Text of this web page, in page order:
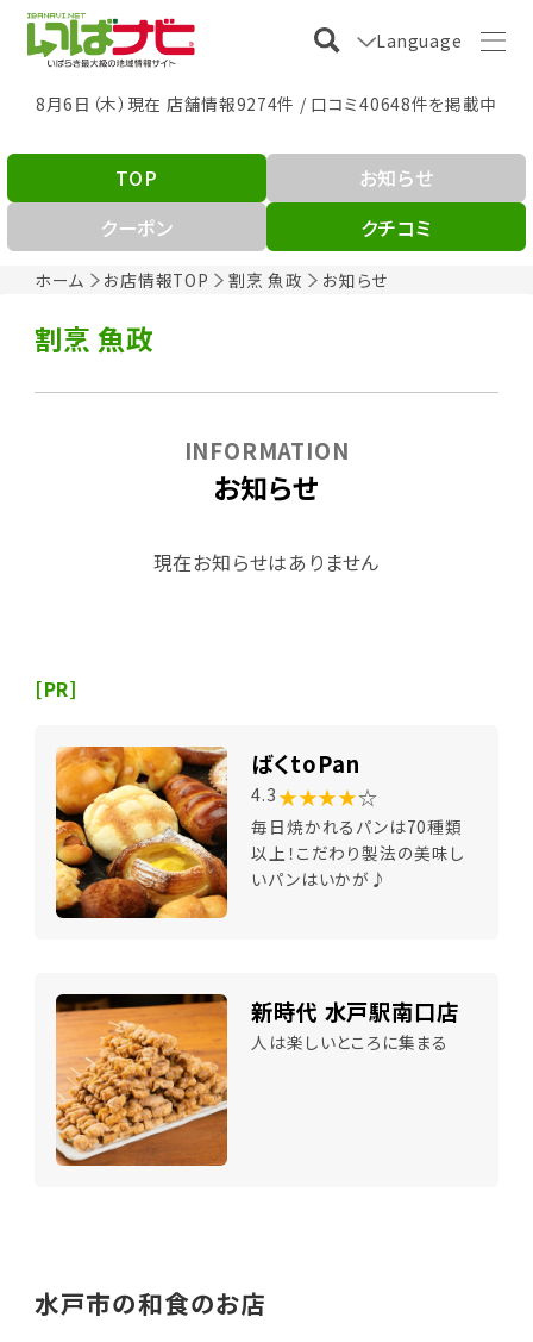
Language
8月6日（木）現在 店舗情報9274件 / 口コミ40648件を掲載中
ホーム お店情報TOP 割烹 魚政 お知らせ
TOP
お知らせ
クーポン
クチコミ
割烹 魚政
お知らせ
INFORMATION
現在お知らせはありません
[PR]
ばくtoPan
4.3 ★★★★☆
毎日焼かれるパンは70種類
以上！こだわり製法の美味し
いパンはいかが♪
新時代 水戸駅南口店
人は楽しいところに集まる
水戸市の和食のお店